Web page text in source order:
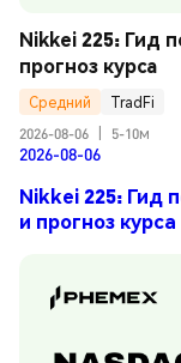
Nikkei 225: Гид
прогноз курса
Средний
TradFi
2026-08-06
5-10м
2026-08-06
Nikkei 225: Гид
и прогноз курса